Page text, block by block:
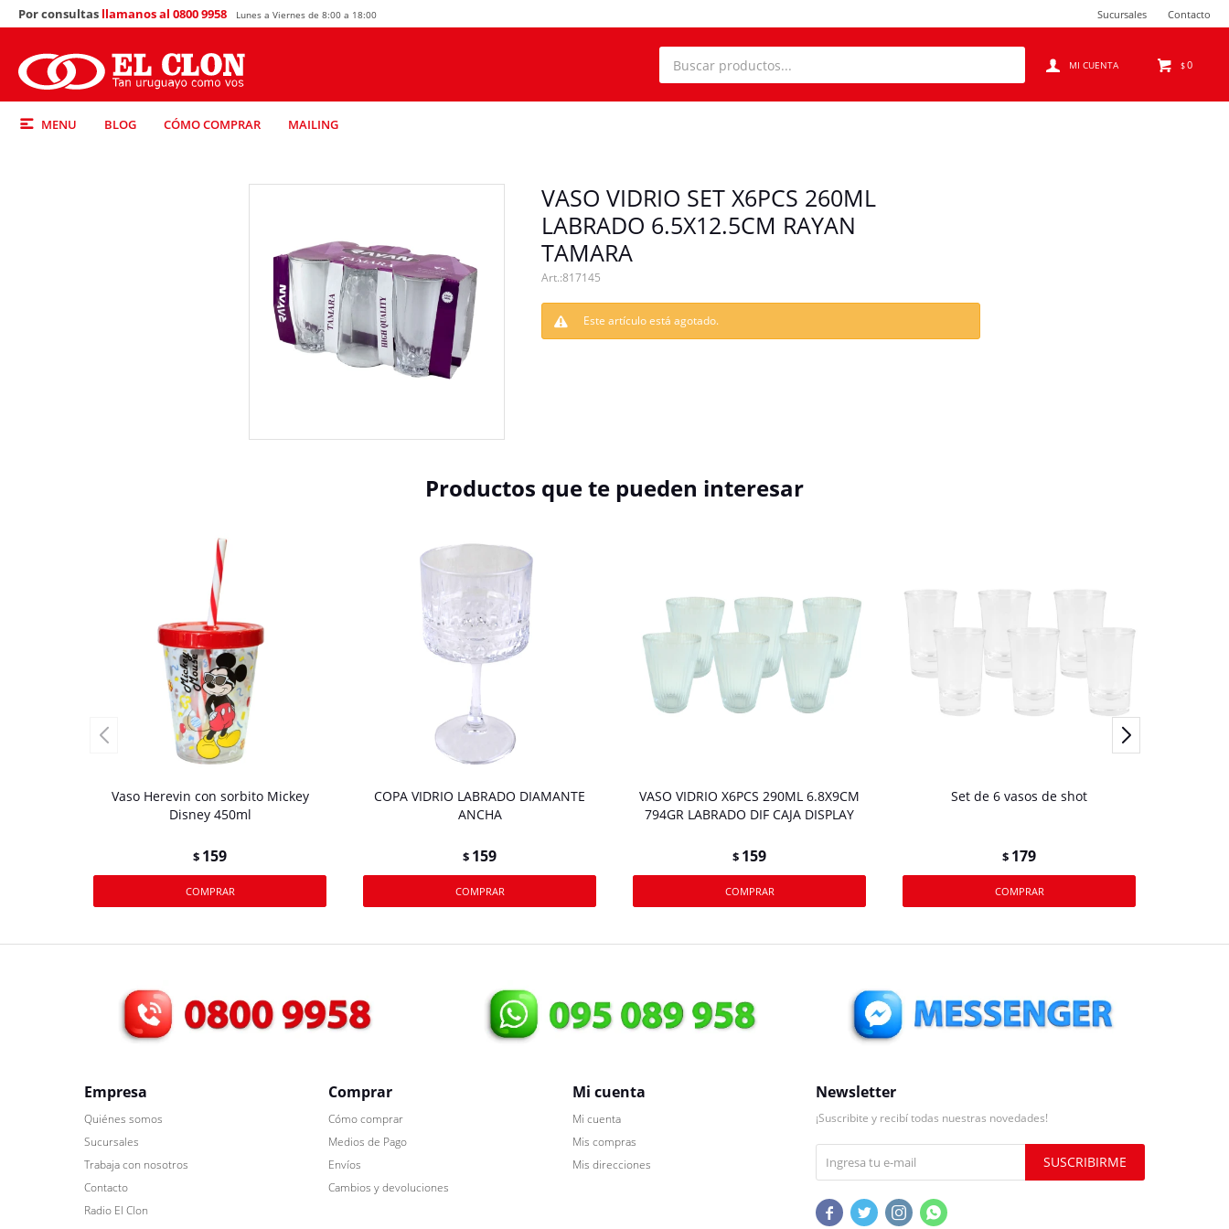
MENU BLOG CÓMO COMPRAR MAILING
$0
Por consultas llamanos al 0800 9958 Lunes a Viernes de 8:00 a 18:00 Sucursales Contacto
VASO VIDRIO SET X6PCS 260ML
LABRADO 6.5X12.5CM RAYAN
TAMARA
817145
Este artículo está agotado.
Productos que te pueden interesar
Vaso Herevin con sorbito Mickey
Disney 450ml
$ 159
COPA VIDRIO LABRADO DIAMANTE
ANCHA
$ 159
VASO VIDRIO X6PCS 290ML 6.8X9CM
794GR LABRADO DIF CAJA DISPLAY
$ 159
Set de 6 vasos de shot
$ 179
Empresa
Quiénes somos
Sucursales
Trabaja con nosotros
Contacto
Radio El Clon
Comprar
Cómo comprar
Medios de Pago
Envíos
Cambios y devoluciones
Mi cuenta
Mi cuenta
Mis compras
Mis direcciones
Newsletter
¡Suscribite y recibí todas nuestras novedades!
SUSCRIBIRME
   